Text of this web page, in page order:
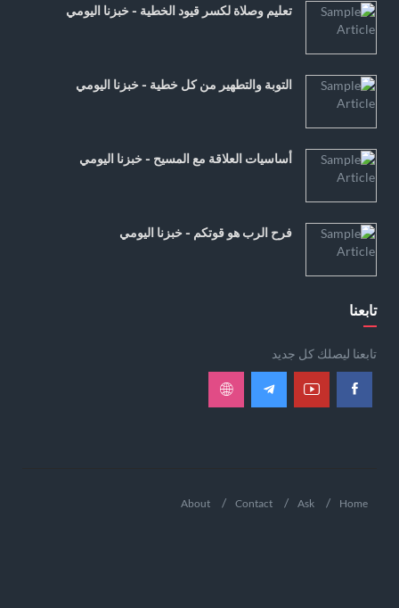
تعليم وصلاة لكسر قيود الخطية - خبزنا اليومي
التوبة والتطهير من كل خطية - خبزنا اليومي
أساسيات العلاقة مع المسيح - خبزنا اليومي
فرح الرب هو قوتكم - خبزنا اليومي
تابعنا
تابعنا ليصلك كل جديد
Home
Ask
Contact
About